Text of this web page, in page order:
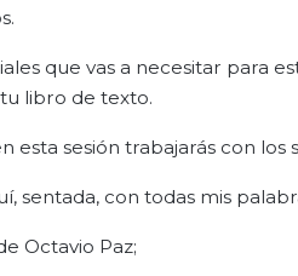
que vas a necesitar para
libro de texto.
esta sesión trabajarás con los
sentada, con todas mis
Octavio Paz;